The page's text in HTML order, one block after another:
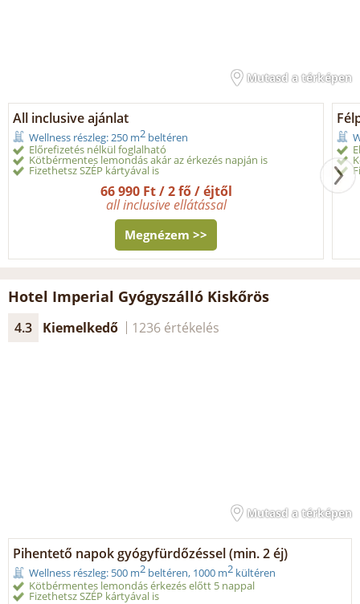
Mutasd a térképen
All inclusive ajánlat
Wellness részleg: 250 m2 beltéren
Előrefizetés nélkül foglalható
Kötbérmentes lemondás akár az érkezés napján is
Fizethetsz SZÉP kártyával is
66 990 Ft / 2 fő / éjtől
all inclusive ellátással
Megnézem >>
Hotel Imperial Gyógyszálló Kiskőrös
4.3 Kiemelkedő 1236 értékelés
Mutasd a térképen
Pihentető napok gyógyfürdőzéssel (min. 2 éj)
Wellness részleg: 500 m2 beltéren, 1000 m2 kültéren
Kötbérmentes lemondás érkezés előtt 5 nappal
Fizethetsz SZÉP kártyával is